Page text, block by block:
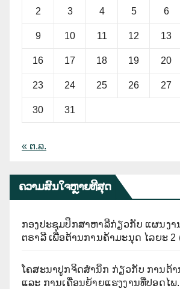
2 3 4 5 6
9 10 11 12 13
16 17 18 19 20
23 24 25 26 27
30 31
« ຕ.ລ.
ຄວາມສົນໃຈຫຼາຍທີີສຸດ
ກອງປະຊຸມປຶກສາຫາລືກ່ຽວກັບ ແຜນງ
ຕຣາລີ ເພື່ອຕ້ານການຄ້າມະນຸດ ໄລຍະ 2
ໂຄສະນາປູກຈິດສຳນຶກ ກ່ຽວກັບ ການຕ້
ແລະ ການເຄື່ອນຍ້າຍແຮງງານທີ່ປອດໄພ.